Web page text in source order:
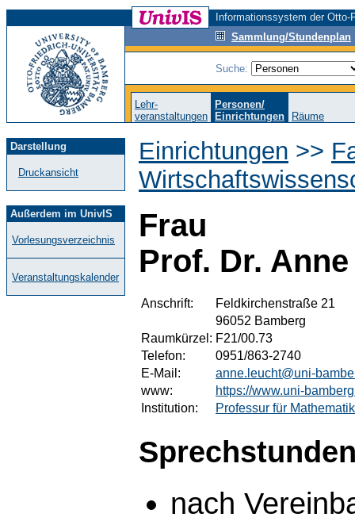
Informationssystem der
Sammlung/Stundenplan
Suche:
Lehr-
veranstaltungen
Personen/
Einrichtungen
Räume
Darstellung
Druckansicht
Außerdem im UnivIS
Vorlesungsverzeichnis
Veranstaltungskalender
Einrichtungen >>
Frau
Prof. Dr.
Anschrift:
Feldkirchenstraße 21
96052 Bamberg
Raumkürzel: F21/00.73
Telefon:
0951/863-2740
E-Mail:
anne.leucht@uni-
www:
https://www.uni-
Institution:
Professur für
nach